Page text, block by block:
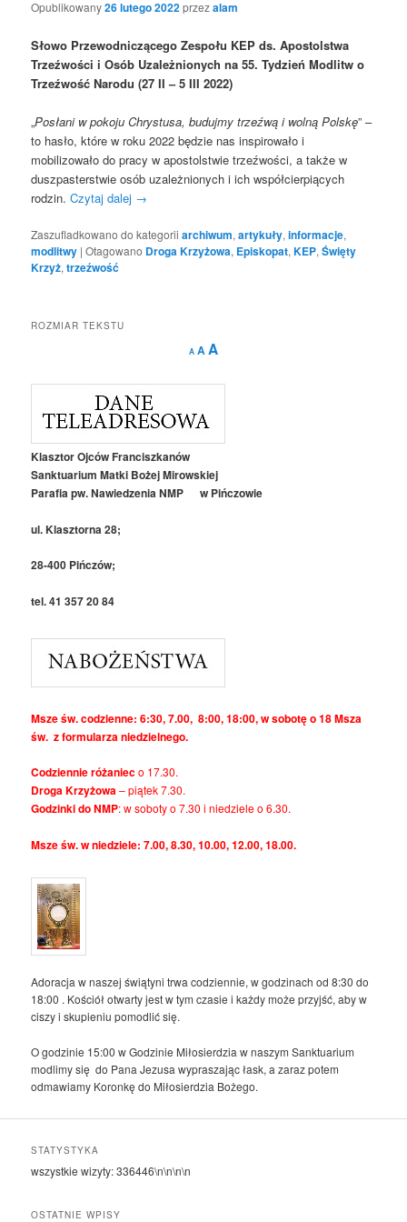
Opublikowany26 lutego 2022przezalam
Słowo Przewodniczącego Zespołu KEP ds. Apostolstwa
Trzeźwościi Osób Uzależnionych na 55. Tydzień Modlitw o
Trzeźwość Narodu (27 II – 5 III 2022)
„Posłani w pokoju Chrystusa, budujmy trzeźwą i wolną Polskę” –
to hasło, które w roku 2022 będzie nas inspirowało i
mobilizowało do pracy w apostolstwie trzeźwości, a także w
duszpasterstwie osób uzależnionych i ich współcierpiących
rodzin.Czytaj dalej →
Zaszufladkowano do kategorii archiwum,artykuły,informacje,
modlitwy |Otagowano Droga Krzyżowa, Episkopat,KEP,Święty
Krzyż,trzeźwość
ROZMIAR TEKSTU
A
Decrease
font
A Reset
AIncrease
Klasztor Ojców Franciszkanów
Sanktuarium Matki Bożej Mirowskiej
Parafia pw. Nawiedzenia NMP w Pińczowie
ul. Klasztorna 28;
28-400 Pińczów;
tel. 41 357 20 84
Msze św. codzienne: 6:30, 7.00, 8:00, 18:00, w sobotę o 18 Msza
św. z formularza niedzielnego.
Codziennie różanieco 17.30.
Droga Krzyżowa– piątek 7.30.
Godzinki do NMP: w soboty o 7.30 i niedziele o 6.30.
Msze św. w niedziele: 7.00, 8.30, 10.00, 12.00, 18.00.
Adoracja w naszej świątyni trwa codziennie, w godzinach od 8:30 do
18:00 . Kościół otwarty jest w tym czasie i każdy może przyjść, aby w
ciszy i skupieniu pomodlić się.
O godzinie 15:00 w Godzinie Miłosierdzia w naszym Sanktuarium
modlimy się do Pana Jezusa wypraszając łask, a zaraz potem
odmawiamy Koronkę do Miłosierdzia Bożego.
STATYSTYKA
wszystkie wizyty:336446\n\n\n\n
OSTATNIE WPISY